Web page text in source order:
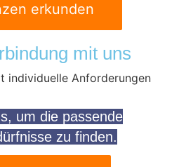
erkunden
mit uns
individuelle Anforderungen
um die passende
zu finden.